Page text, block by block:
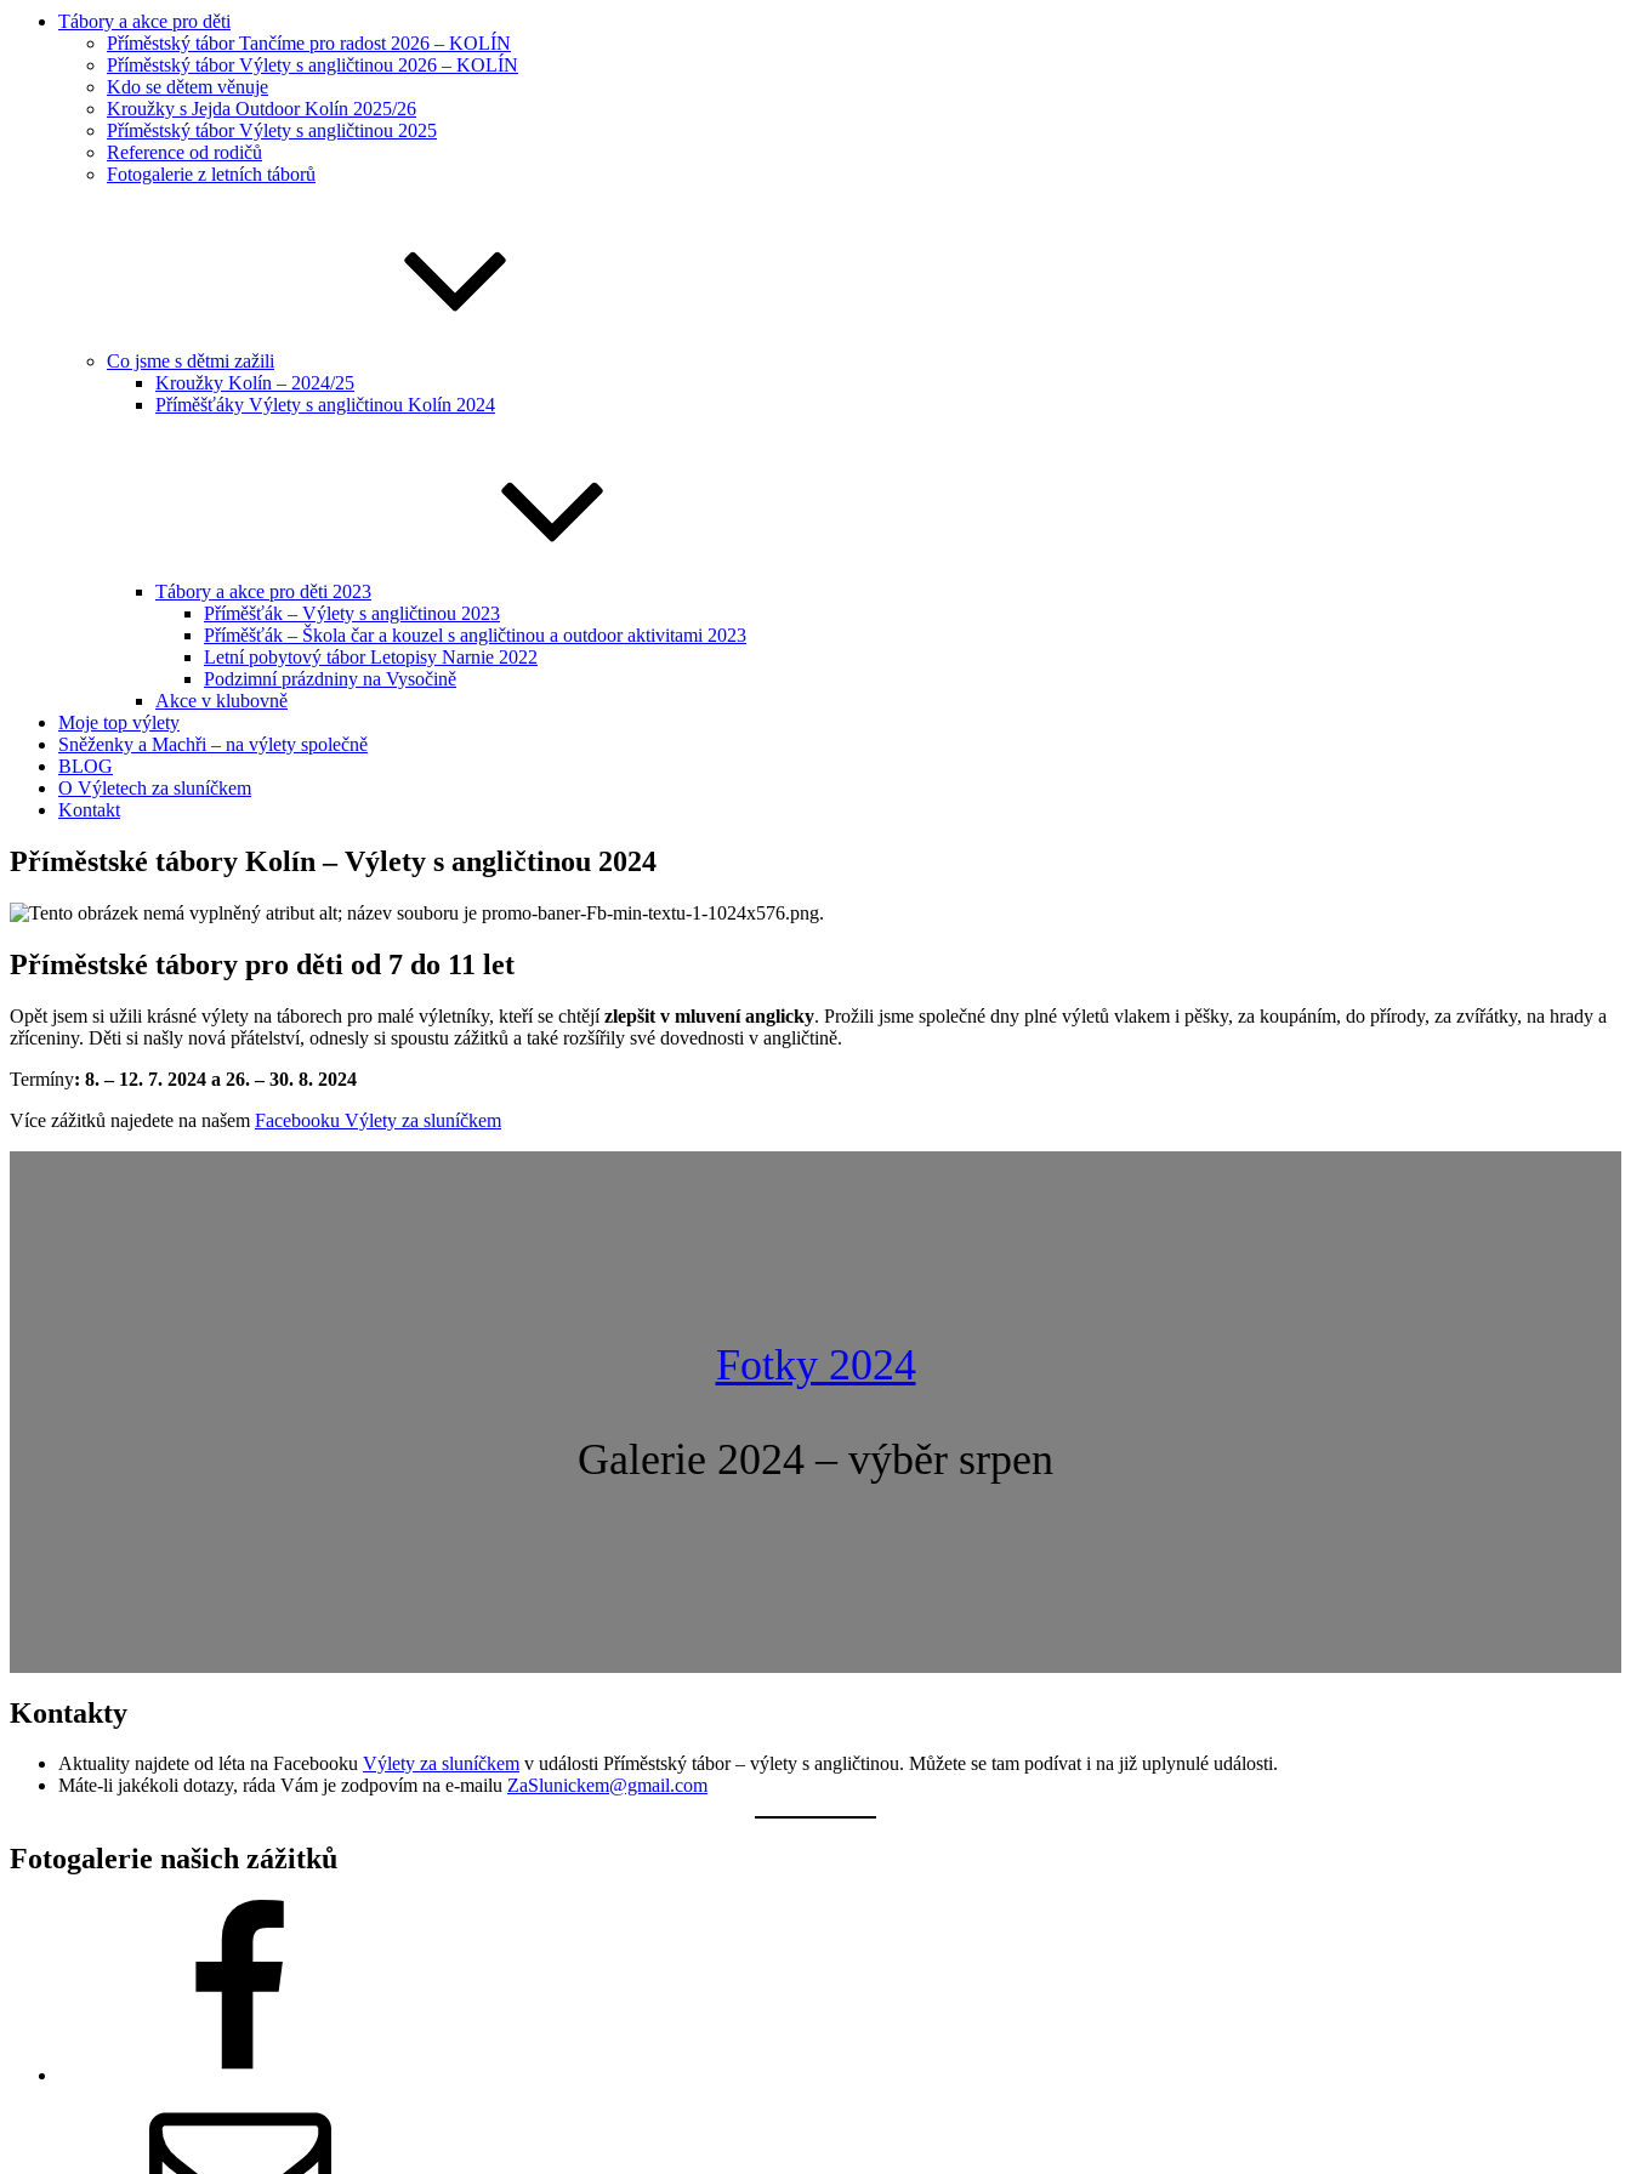
Tábory a akce pro děti
Příměstský tábor Tančíme pro radost 2026 – KOLÍN
Příměstský tábor Výlety s angličtinou 2026 – KOLÍN
Kdo se dětem věnuje
Kroužky s Jejda Outdoor Kolín 2025/26
Příměstský tábor Výlety s angličtinou 2025
Reference od rodičů
Fotogalerie z letních táborů
Co jsme s dětmi zažili
Kroužky Kolín – 2024/25
Příměšťáky Výlety s angličtinou Kolín 2024
Tábory a akce pro děti 2023
Příměšťák – Výlety s angličtinou 2023
Příměšťák – Škola čar a kouzel s angličtinou a outdoor aktivitami 2023
Letní pobytový tábor Letopisy Narnie 2022
Podzimní prázdniny na Vysočině
Akce v klubovně
Moje top výlety
Sněženky a Machři – na výlety společně
BLOG
O Výletech za sluníčkem
Kontakt
Příměstské tábory Kolín – Výlety s angličtinou 2024
Příměstské tábory pro děti od 7 do 11 let
Opět jsem si užili krásné výlety na táborech pro malé výletníky, kteří se chtějízlepšit v mluvení anglicky. Prožili jsme společné dny plné výletů vlakem i pěšky, za koupáním, do přírody, za zvířátky, na hrady a
zříceniny. Děti si našly nová přátelství, odnesly si spoustu zážitků a také rozšířily své dovednosti v angličtině.
Termíny: 8. – 12. 7. 2024 a 26.–30. 8. 2024
Více zážitků najedete na našem Facebooku Výlety za sluníčkem
Fotky 2024
Galerie 2024 – výběr srpen
Kontakty
Aktuality najdete od léta na Facebooku Výlety za sluníčkem v události Příměstský tábor – výlety s angličtinou. Můžete se tam podívat i na již uplynulé události.
Máte-li jakékoli dotazy, ráda Vám je zodpovím na e-mailu ZaSlunickem@gmail.com
Fotogalerie našich zážitků